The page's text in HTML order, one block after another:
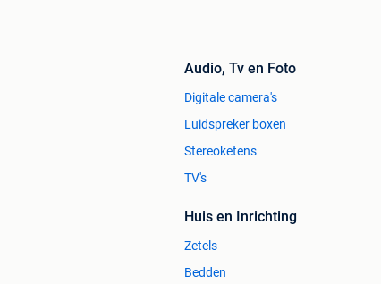
Audio, Tv en Foto
Digitale camera's
Luidspreker boxen
Stereoketens
TV's
Huis en Inrichting
Zetels
Bedden